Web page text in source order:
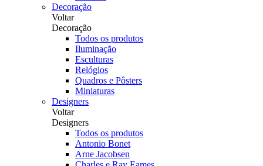
Decoração
Voltar
Decoração
Todos os produtos
Iluminação
Esculturas
Relógios
Quadros e Pôsters
Miniaturas
Designers
Voltar
Designers
Todos os produtos
Antonio Bonet
Arne Jacobsen